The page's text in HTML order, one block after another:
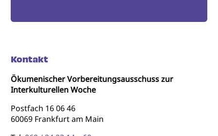
Kontakt
Ökumenischer Vorbereitungsausschuss zur
Interkulturellen Woche
Postfach 16 06 46
60069 Frankfurt am Main